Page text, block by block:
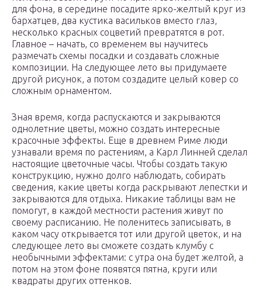
для фона, в середине посадите ярко-желтый круг из
бархатцев, два кустика васильков вместо глаз,
несколько красных соцветий превратятся в рот.
Главное – начать, со временем вы научитесь
размечать схемы посадки и создавать сложные
композиции. На следующее лето вы придумаете
другой рисунок, а потом создадите целый ковер со
сложным орнаментом.
Зная время, когда распускаются и закрываются
однолетние цветы, можно создать интересные
красочные эффекты. Еще в древнем Риме люди
узнавали время по растениям, а Карл Линней сделал
настоящие цветочные часы. Чтобы создать такую
конструкцию, нужно долго наблюдать, собирать
сведения, какие цветы когда раскрывают лепестки и
закрываются для отдыха. Никакие таблицы вам не
помогут, в каждой местности растения живут по
своему расписанию. Не поленитесь записывать, в
каком часу открывается тот или другой цветок, и на
следующее лето вы сможете создать клумбу с
необычными эффектами: с утра она будет желтой, а
потом на этом фоне появятся пятна, круги или
квадраты других оттенков.